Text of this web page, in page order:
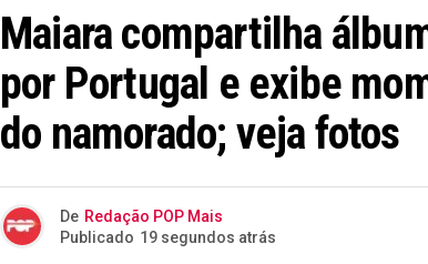
Maiara compartilha
por Portugal e exibe
do namorado; veja fotos
De Redação POP Mais
Publicado 19 segundos atrás